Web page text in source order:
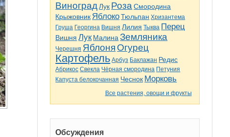
Виноград Лук Роза Смородина
Крыжовник Яблоко Тюльпан Хризантема
Груша Георгина Вишня Лилия Тыква Перец
Вишня Лук Малина Земляника
Черешня Яблоня Огурец
Картофель Арбуз Баклажан Редис
Абрикос Свекла Чёрная смородина Петуния
Капуста белокочанная Чеснок Морковь
Все растения, овощи и фрукты
Обсуждения